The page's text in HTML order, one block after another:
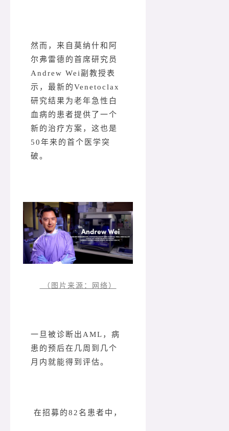
然而，来自莫纳什和阿
尔弗雷德的首席研究员
Andrew Wei副教授表
示，最新的Venetoclax
研究结果为老年急性白
血病的患者提供了一个
新的治疗方案，这也是
50年来的首个医学突
破。
（图片来源：网络）
一旦被诊断出AML，病
患的预后在几周到几个
月内就能得到评估。
在招募的82名患者中，